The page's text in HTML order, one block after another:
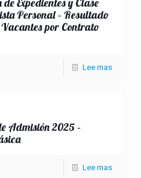
Personal – Resultado
por Contrato
Lee mas
Admisión 2025 –
Lee mas